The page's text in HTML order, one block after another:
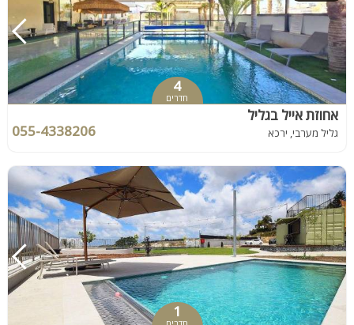
4
חדרים
אחוזת אייל בגליל
גליל מערבי, ירכא 055-4338206
1